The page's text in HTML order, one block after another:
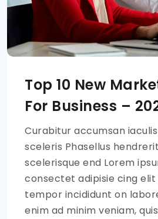
Top 10 New
For Business –
Curabitur accumsan
sceleris Phasellus
scelerisque end Lorem
consectet adipisie cing elit
tempor incididunt on
enim ad minim veniam,